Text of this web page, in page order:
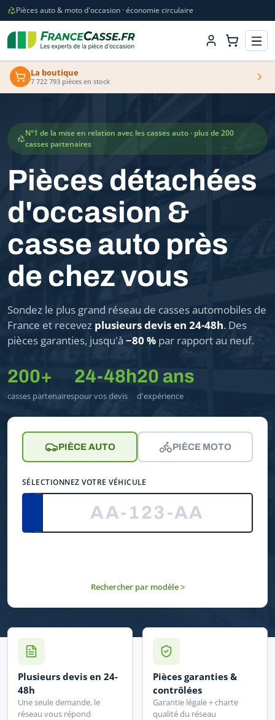
Pièces auto & moto d'occasion · économie circulaire
La boutique
7 722 793 pièces en stock
N°1 de la mise en relation avec les casses auto · plus de 200
casses partenaires
Pièces détachées
d'occasion &
casse auto près
de chez vous
Sondez le plus grand réseau de casses automobiles de
France et recevez plusieurs devis en 24-48h. Des
pièces garanties, jusqu'à −80 % par rapport au neuf.
200+
casses partenaires
24-48h
pour vos devis
20 ans
d'expérience
PIÈCE AUTO PIÈCE MOTO
SÉLECTIONNEZ VOTRE VÉHICULE
Rechercher par modèle >
Plusieurs devis en 24-
48h
Une seule demande, le
réseau vous répond
Pièces garanties &
contrôlées
Garantie légale + charte
qualité du réseau